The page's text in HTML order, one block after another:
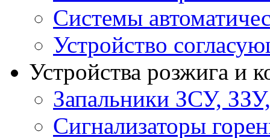
Системы
Устройство
Устройства розжига и
Запальники ЗСУ,
Сигнализаторы